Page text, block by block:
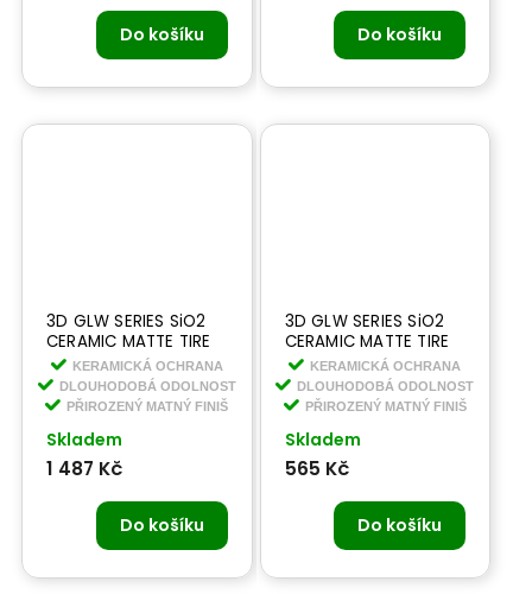
Do košíku Do košíku
3D GLW SERIES SiO2
CERAMIC MATTE TIRE
1,9 l -keramická -
matná hydrofobní
ochrana na kola
KERAMICKÁ OCHRANA
DLOUHODOBÁ ODOLNOST
PŘIROZENÝ MATNÝ FINIŠ
Skladem
1 487 Kč
Do košíku
3D GLW SERIES SiO2
CERAMIC MATTE TIRE
473 ml - keramická -
matná hydrofobní
ochrana na kola
KERAMICKÁ OCHRANA
DLOUHODOBÁ ODOLNOST
PŘIROZENÝ MATNÝ FINIŠ
Skladem
565 Kč
Do košíku